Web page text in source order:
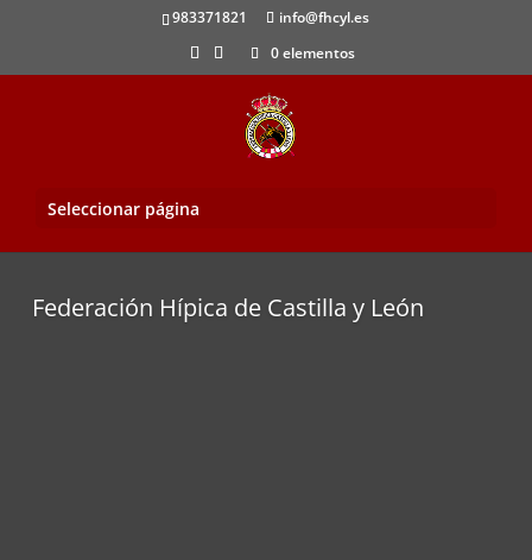
983371821
info@fhcyl.es
0 elementos
Seleccionar página
Federación Hípica de Castilla y León